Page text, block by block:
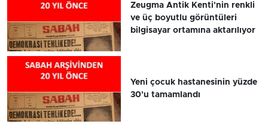
Zeugma Antik Kenti'nin renkli
ve üç boyutlu görüntüleri
bilgisayar ortamına aktarılıyor
Yeni çocuk hastanesinin yüzde
30'u tamamlandı